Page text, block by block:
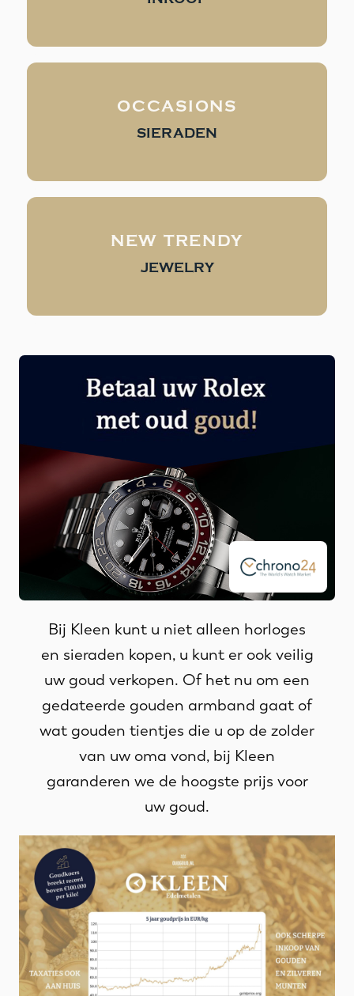
OCCASIONS
SIERADEN
NEW TRENDY
JEWELRY
Bij Kleen kunt u niet alleen horloges
en sieraden kopen, u kunt er ook veilig
uw goud verkopen. Of het nu om een
gedateerde gouden armband gaat of
wat gouden tientjes die u op de zolder
van uw oma vond, bij Kleen
garanderen we de hoogste prijs voor
uw goud.